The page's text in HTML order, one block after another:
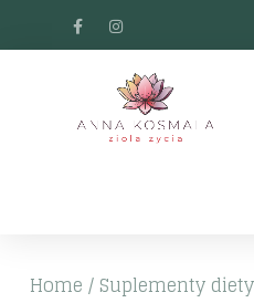
Home / Suplementy diety